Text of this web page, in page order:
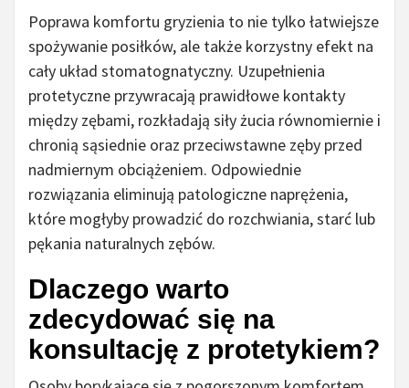
Poprawa komfortu gryzienia to nie tylko łatwiejsze
spożywanie posiłków, ale także korzystny efekt na
cały układ stomatognatyczny. Uzupełnienia
protetyczne przywracają prawidłowe kontakty
między zębami, rozkładają siły żucia równomiernie i
chronią sąsiednie oraz przeciwstawne zęby przed
nadmiernym obciążeniem. Odpowiednie
rozwiązania eliminują patologiczne naprężenia,
które mogłyby prowadzić do rozchwiania, starć lub
pękania naturalnych zębów.
Dlaczego warto
zdecydować się na
konsultację z protetykiem?